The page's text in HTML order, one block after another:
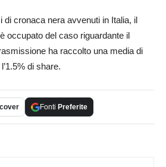
di cronaca nera avvenuti in Italia, il
occupato del caso riguardante il
ha raccolto una media di
di share.
Fonti Preferite